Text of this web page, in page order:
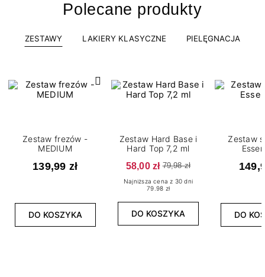
Polecane produkty
ZESTAWY LAKIERY KLASYCZNE PIELĘGNACJA
Zestaw frezów -
MEDIUM
139,99 zł
DO KOSZYKA
Zestaw Hard Base i
Hard Top 7,2 ml
58,00 zł 79,98 zł
Najniższa cena z 30 dni
79.98 zł
DO KOSZYKA
Zestaw
DO